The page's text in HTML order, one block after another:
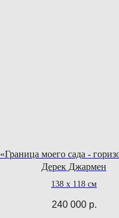
«Граница моего сада -
Дерек Джармен
138 х 118 см
240 000 р.